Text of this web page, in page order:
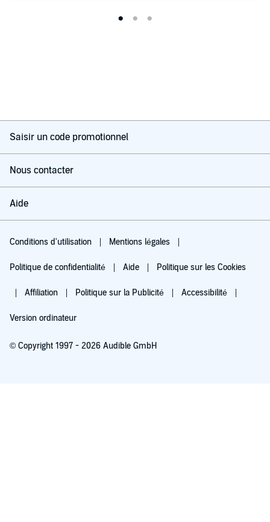
Saisir un code promotionnel
Nous contacter
Aide
Conditions d'utilisation Mentions légales
Politique de confidentialité Aide Politique sur les Cookies
Affiliation Politique sur la Publicité Accessibilité
Version ordinateur
© Copyright 1997 - 2026 Audible GmbH